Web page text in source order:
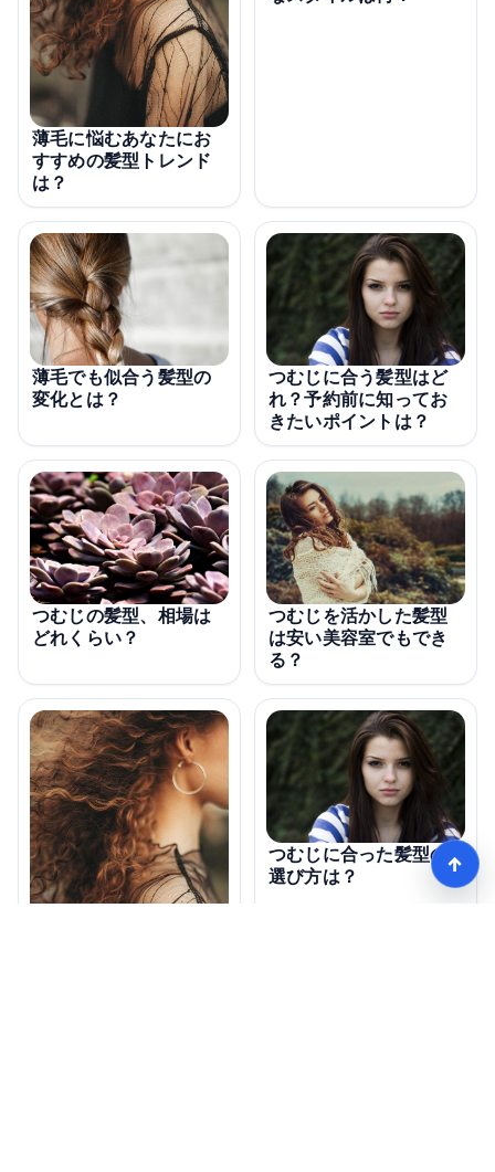
薄毛に悩むあなたにお
すすめの髪型トレンド
は？
薄毛でも似合う髪型の
変化とは？
つむじに合う髪型はど
れ？予約前に知ってお
きたいポイントは？
つむじの髪型、相場は
どれくらい？
つむじを活かした髪型
は安い美容室でもでき
る？
つむじに合った髪型の
選び方は？
↑